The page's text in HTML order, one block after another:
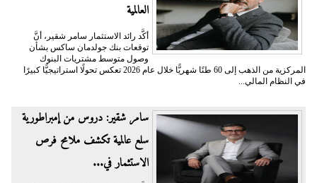
العالمية
أكَّد رائد الاستثمار سامر شقير، أنَّ
توقعات بنك جولدمان ساكس بشأن
وصول متوسط مشتريات البنوك
المركزية من الذهب إلى 60 طنًا شهريًّا خلال عام 2026 تعكس تحولًا استراتيجيًّا كبيرًا
في النظام المالي...
سامر شقير: دروس من إمبراطورية
سلع عالمية تكشف ملامح فرص
الاستثمار في...